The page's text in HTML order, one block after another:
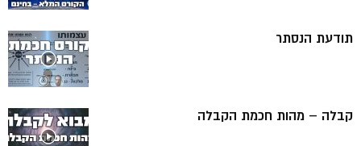
תודעת הנסתר
קבלה – מהות חכמת הקבלה